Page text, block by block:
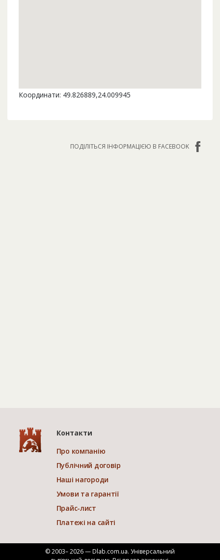
Координати: 49.826889,24.009945
ПОДІЛІТЬСЯ ІНФОРМАЦІЄЮ В FACEBOOK
Контакти
Про компанію
Публічний договір
Наші нагороди
Умови та гарантії
Прайс-лист
Платежі на сайті
© 2003– 2026 — Dlab.com.ua. Універсальний